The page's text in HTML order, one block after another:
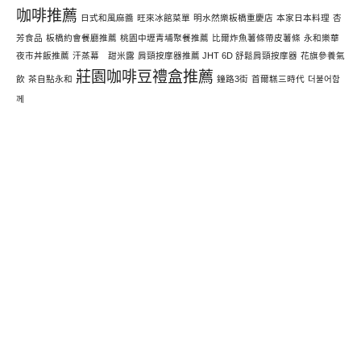
咖啡推薦 日式和風麻醬 旺來冰館菜單 明水然樂板橋重慶店 本家日本料理 杏
芳食品 板橋約會餐廳推薦 桃園中壢青埔聚餐推薦 比爾炸魚薯條帶皮薯條 永和樂華
夜市丼飯推薦 汗蒸幕 甜米露 肩頸按摩器推薦 JHT 6D 舒鬆肩頸按摩器 花旗參養氣
飲 茶自點永和 莊園咖啡豆禮盒推薦 鐘路3街 首爾糕三時代 더불어함
께